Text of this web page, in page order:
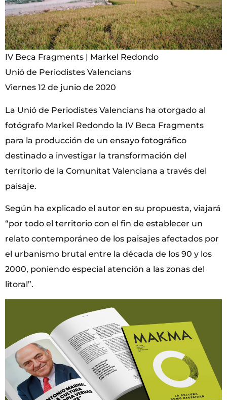
IV Beca Fragments | Markel Redondo
Unió de Periodistes Valencians
Viernes 12 de junio de 2020
La Unió de Periodistes Valencians ha otorgado al
fotógrafo Markel Redondo la IV Beca Fragments
para la producción de un ensayo fotográfico
destinado a investigar la transformación del
territorio de la Comunitat Valenciana a través del
paisaje.
Según ha explicado el autor en su propuesta, viajará
“por todo el territorio con el fin de establecer un
relato contemporáneo de los paisajes afectados por
el urbanismo brutal entre la década de los 90 y los
2000, poniendo especial atención a las zonas del
litoral”.